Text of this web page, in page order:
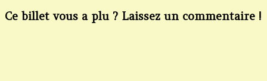
Ce billet vous a plu ? Laissez un commentaire !